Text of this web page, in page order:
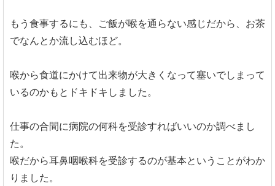
もう食事するにも、ご飯が喉を通らない感じだから、お茶
でなんとか流し込むほど。
喉から食道にかけて出来物が大きくなって塞いでしまって
いるのかもとドキドキしました。
仕事の合間に病院の何科を受診すればいいのか調べまし
た。
喉だから耳鼻咽喉科を受診するのが基本ということがわか
りました。